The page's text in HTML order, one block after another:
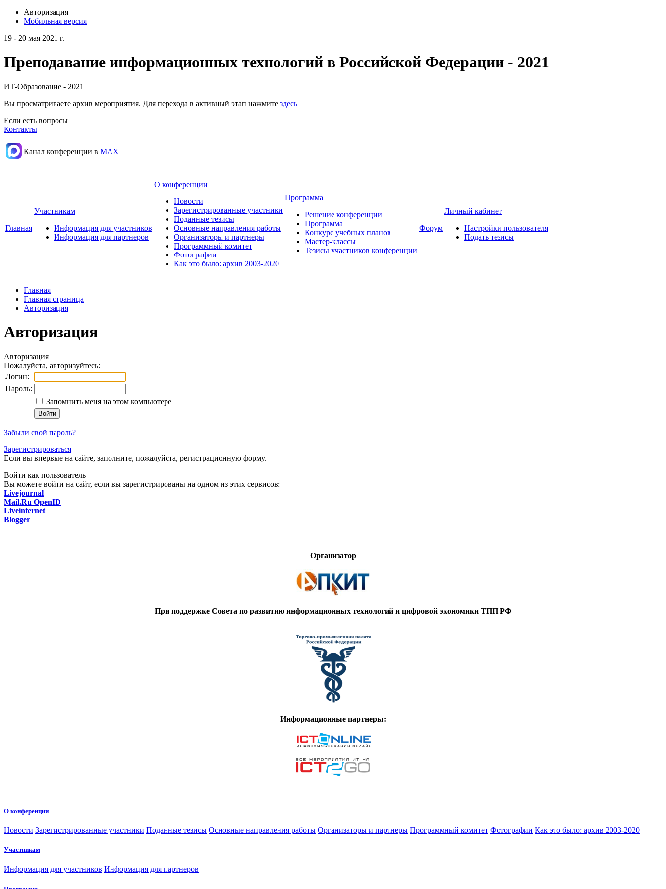
Авторизация
Мобильная версия
19 - 20 мая 2021 г.
Преподавание информационных технологий в Российской Федерации - 2021
ИТ-Образование - 2021
Вы просматриваете архив мероприятия. Для перехода в активный этап нажмите здесь
Если есть вопросы
Контакты
Канал конференции в МАХ
Главная
Участникам
Информация для участников
Информация для партнеров
О конференции
Новости
Зарегистрированные участники
Поданные тезисы
Основные направления работы
Организаторы и партнеры
Программный комитет
Фотографии
Как это было: архив 2003-2020
Программа
Решение конференции
Программа
Конкурс учебных планов
Мастер-классы
Тезисы участников конференции
Форум
Личный кабинет
Настройки пользователя
Подать тезисы
Главная
Главная страница
Авторизация
Авторизация
Авторизация
Пожалуйста, авторизуйтесь:
Логин:
Пароль:
Запомнить меня на этом компьютере
Забыли свой пароль?
Зарегистрироваться
Если вы впервые на сайте, заполните, пожалуйста, регистрационную форму.
Войти как пользователь
Вы можете войти на сайт, если вы зарегистрированы на одном из этих сервисов:
Livejournal
Mail.Ru OpenID
Liveinternet
Blogger
Организатор
При поддержке Совета по развитию информационных технологий и цифровой экономики ТПП РФ
Информационные партнеры:
О конференции
Новости Зарегистрированные участники Поданные тезисы Основные направления работы Организаторы и партнеры Программный комитет Фотографии Как это было: архив 2003-2020
Участникам
Информация для участников Информация для партнеров